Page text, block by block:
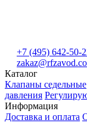
+7 (495) 642-50-
Каталог
Клапаны седельные
давления
Информация
Доставка и оплата